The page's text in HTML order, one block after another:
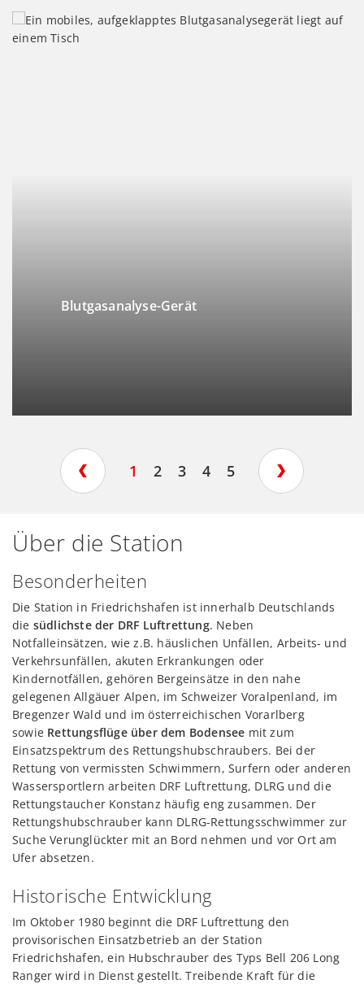
Blutgasanalyse-Gerät
Blutgasanalyse-Gerät
Analyse der Blutwerte für therapeutisch-
taktische Entscheidungen
Das Blutgasanalysegerät epoc® von Siemens
Healthineers ermöglicht es den Luftrettern, mit einer
einfachen Blutprobe direkt vor Ort, relevante
Informationen zu bestimmten Blutwerten des Patienten
Besatzungen der DRF Luftrettung wichtige Aspekte bei
derEinschätzung des Zustandseines Patienten, für
seine Behandlung und die Unterbringung in einer für
den Patienten geeigneten Zielklinik.
Beispiele für messbare Werte
1 2 3 4 5
Über die Station
Besonderheiten
Die Station in Friedrichshafen ist innerhalb Deutschlands
die südlichste der DRF Luftrettung. Neben
Notfalleinsätzen, wie z.B. häuslichen Unfällen, Arbeits- und
Verkehrsunfällen, akuten Erkrankungen oder
Kindernotfällen, gehören Bergeinsätze in den nahe
gelegenen Allgäuer Alpen, im Schweizer Voralpenland, im
Bregenzer Wald und im österreichischen Vorarlberg
sowie Rettungsflüge über dem Bodensee mit zum
Einsatzspektrum des Rettungshubschraubers. Bei der
Rettung von vermissten Schwimmern, Surfern oder anderen
Wassersportlern arbeiten DRF Luftrettung, DLRG und die
Rettungstaucher Konstanz häufig eng zusammen. Der
Rettungshubschrauber kann DLRG-Rettungsschwimmer zur
Suche Verunglückter mit an Bord nehmen und vor Ort am
Ufer absetzen.
Historische Entwicklung
Im Oktober 1980 beginnt die DRF Luftrettung den
provisorischen Einsatzbetrieb an der Station
Friedrichshafen, ein Hubschrauber des Typs Bell 206 Long
Ranger wird in Dienst gestellt. Treibende Kraft für die